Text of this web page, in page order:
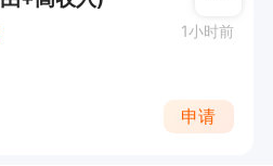
1小时前
申请